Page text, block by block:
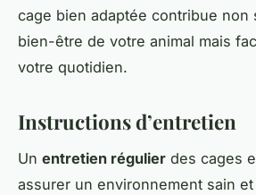
cage bien adaptée contribue non
bien-être de votre animal mais
votre quotidien.
Instructions d’entretien
Un entretien régulier des cages
assurer un environnement sain